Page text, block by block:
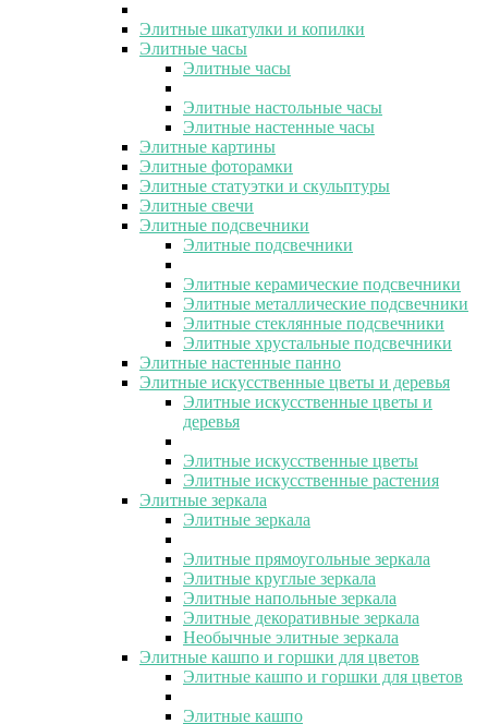
Элитные шкатулки и копилки
Элитные часы
Элитные часы
Элитные настольные часы
Элитные настенные часы
Элитные картины
Элитные фоторамки
Элитные статуэтки и скульптуры
Элитные свечи
Элитные подсвечники
Элитные подсвечники
Элитные керамические подсвечники
Элитные металлические подсвечники
Элитные стеклянные подсвечники
Элитные хрустальные подсвечники
Элитные настенные панно
Элитные искусственные цветы и деревья
Элитные искусственные цветы и
деревья
Элитные искусственные цветы
Элитные искусственные растения
Элитные зеркала
Элитные зеркала
Элитные прямоугольные зеркала
Элитные круглые зеркала
Элитные напольные зеркала
Элитные декоративные зеркала
Необычные элитные зеркала
Элитные кашпо и горшки для цветов
Элитные кашпо и горшки для цветов
Элитные кашпо